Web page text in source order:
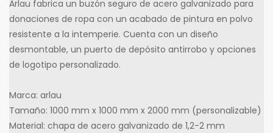
Arlau fabrica un buzón seguro de acero galvanizado para
donaciones de ropa con un acabado de pintura en polvo
resistente a la intemperie. Cuenta con un diseño
desmontable, un puerto de depósito antirrobo y opciones
de logotipo personalizado.
Marca: arlau
Tamaño: 1000 mm x 1000 mm x 2000 mm (personalizable)
Material: chapa de acero galvanizado de 1,2-2 mm